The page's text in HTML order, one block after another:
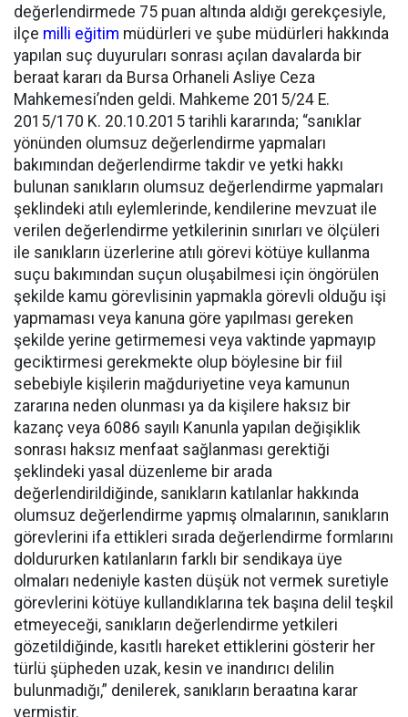
değerlendirmede 75 puan altında aldığı gerekçesiyle,
ilçe milli eğitim müdürleri ve şube müdürleri hakkında
yapılan suç duyuruları sonrası açılan davalarda bir
beraat kararı da Bursa Orhaneli Asliye Ceza
Mahkemesi’nden geldi. Mahkeme 2015/24 E.
2015/170 K. 20.10.2015 tarihli kararında; “sanıklar
yönünden olumsuz değerlendirme yapmaları
bakımından değerlendirme takdir ve yetki hakkı
bulunan sanıkların olumsuz değerlendirme yapmaları
şeklindeki atılı eylemlerinde, kendilerine mevzuat ile
verilen değerlendirme yetkilerinin sınırları ve ölçüleri
ile sanıkların üzerlerine atılı görevi kötüye kullanma
suçu bakımından suçun oluşabilmesi için öngörülen
şekilde kamu görevlisinin yapmakla görevli olduğu işi
yapmaması veya kanuna göre yapılması gereken
şekilde yerine getirmemesi veya vaktinde yapmayıp
geciktirmesi gerekmekte olup böylesine bir fiil
sebebiyle kişilerin mağduriyetine veya kamunun
zararına neden olunması ya da kişilere haksız bir
kazanç veya 6086 sayılı Kanunla yapılan değişiklik
sonrası haksız menfaat sağlanması gerektiği
şeklindeki yasal düzenleme bir arada
değerlendirildiğinde, sanıkların katılanlar hakkında
olumsuz değerlendirme yapmış olmalarının, sanıkların
görevlerini ifa ettikleri sırada değerlendirme formlarını
doldururken katılanların farklı bir sendikaya üye
olmaları nedeniyle kasten düşük not vermek suretiyle
görevlerini kötüye kullandıklarına tek başına delil teşkil
etmeyeceği, sanıkların değerlendirme yetkileri
gözetildiğinde, kasıtlı hareket ettiklerini gösterir her
türlü şüpheden uzak, kesin ve inandırıcı delilin
bulunmadığı,” denilerek, sanıkların beraatına karar
vermiştir.